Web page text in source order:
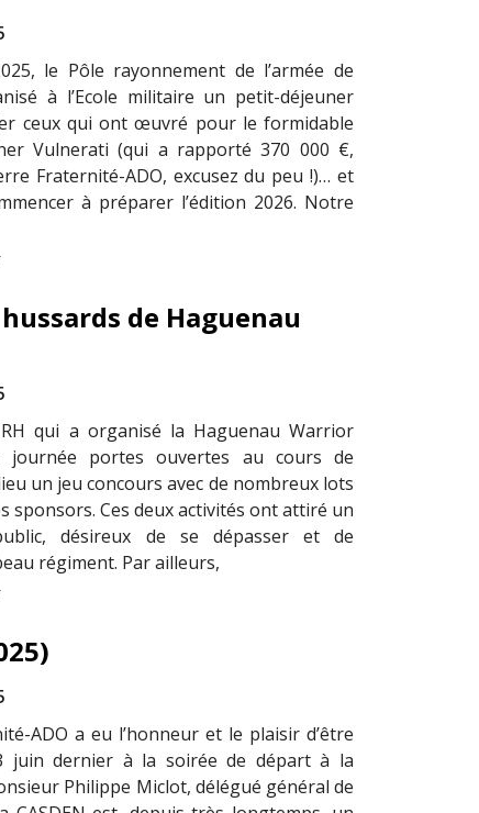
le Pôle rayonnement de l’armée de
à l’Ecole militaire un petit-déjeuner
ceux qui ont œuvré pour le formidable
Vulnerati (qui a rapporté 370 000 €,
Fraternité-ADO, excusez du peu !)… et
à préparer l’édition 2026. Notre
de Haguenau
qui a organisé la Haguenau Warrior
journée portes ouvertes au cours de
un jeu concours avec de nombreux lots
sponsors. Ces deux activités ont attiré un
désireux de se dépasser et de
régiment. Par ailleurs,
ADO a eu l’honneur et le plaisir d’être
juin dernier à la soirée de départ à la
Philippe Miclot, délégué général de